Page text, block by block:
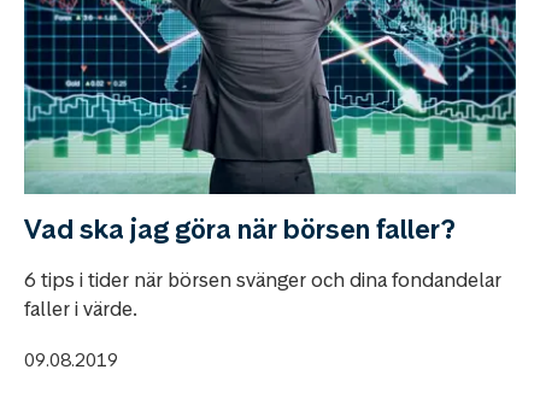
Vad ska jag göra när börsen faller?
6 tips i tider när börsen svänger och dina fondandelar
faller i värde.
09.08.2019